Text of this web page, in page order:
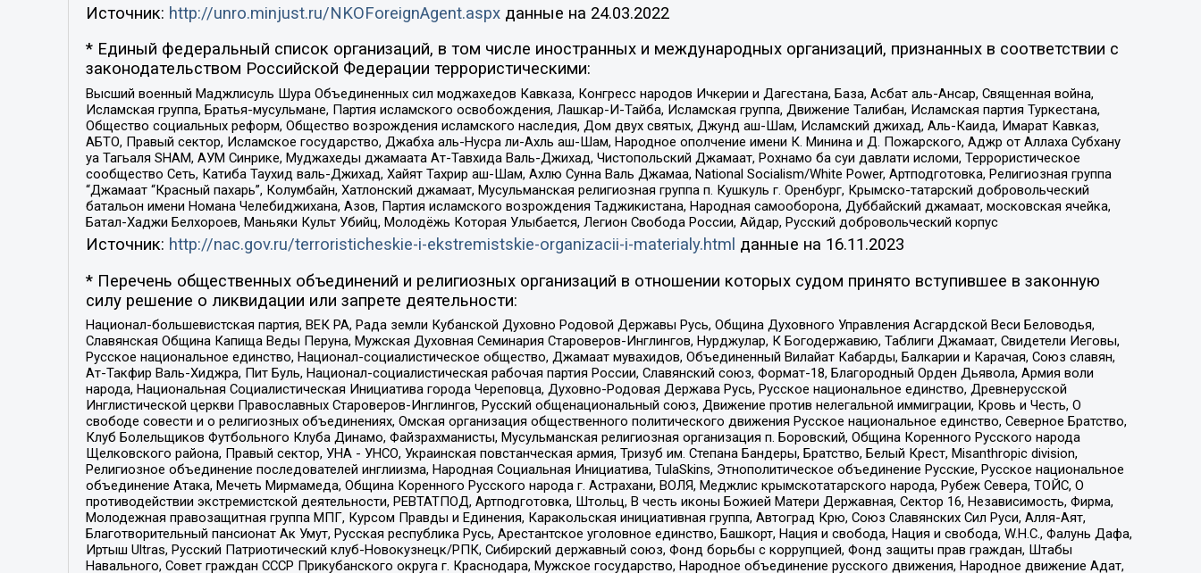
Источник: http://unro.minjust.ru/NKOForeignAgent.aspxданные на 24.03.2022
* Единый федеральный список организаций, в том числе иностранных и международных организаций, признанных в соответствии с
законодательством Российской Федерации террористическими:
Высший военный Маджлисуль Шура Объединенных сил моджахедов Кавказа, Конгресс народов Ичкерии и Дагестана, База, Асбат аль-Ансар, Священная война,
Исламская группа, Братья-мусульмане, Партия исламского освобождения, Лашкар-И-Тайба, Исламская группа, Движение Талибан, Исламская партия Туркестана,
Общество социальных реформ, Общество возрождения исламского наследия, Дом двух святых, Джунд аш-Шам, Исламский джихад, Аль-Каида, Имарат Кавказ,
АБТО, Правый сектор, Исламское государство, Джабха аль-Нусра ли-Ахль аш-Шам, Народное ополчение имени К. Минина и Д. Пожарского, Аджр от Аллаха Субхану
уа Тагьаля SHAM, АУМ Синрике, Муджахеды джамаата Ат-Тавхида Валь-Джихад, Чистопольский Джамаат, Рохнамо ба суи давлати исломи, Террористическое
сообщество Сеть, Катиба Таухид валь-Джихад, Хайят Тахрир аш-Шам, Ахлю Сунна Валь Джамаа, National Socialism/White Power, Артподготовка, Религиозная группа
“Джамаат “Красный пахарь”, Колумбайн, Хатлонский джамаат, Мусульманская религиозная группа п. Кушкуль г. Оренбург, Крымско-татарский добровольческий
батальон имени Номана Челебиджихана, Азов, Партия исламского возрождения Таджикистана, Народная самооборона, Дуббайский джамаат, московская ячейка,
Батал-Хаджи Белхороев, Маньяки Культ Убийц, Молодёжь Которая Улыбается, Легион Свобода России, Айдар, Русский добровольческий корпус
Источник: http://nac.gov.ru/terroristicheskie-i-ekstremistskie-organizacii-i-materialy.html данные на 16.11.2023
* Перечень общественных объединений и религиозных организаций в отношении которых судом принято вступившее в законную
силу решение о ликвидации или запрете деятельности:
Национал-большевистская партия, ВЕК РА, Рада земли Кубанской Духовно Родовой Державы Русь, Община Духовного Управления Асгардской Веси Беловодья,
Славянская Община Капища Веды Перуна, Мужская Духовная Семинария Староверов-Инглингов, Нурджулар, К Богодержавию, Таблиги Джамаат, Свидетели Иеговы,
Русское национальное единство, Национал-социалистическое общество, Джамаат мувахидов, Объединенный Вилайат Кабарды, Балкарии и Карачая, Союз славян,
Ат-Такфир Валь-Хиджра, Пит Буль, Национал-социалистическая рабочая партия России, Славянский союз, Формат-18, Благородный Орден Дьявола, Армия воли
народа, Национальная Социалистическая Инициатива города Череповца, Духовно-Родовая Держава Русь, Русское национальное единство, Древнерусской
Инглистической церкви Православных Староверов-Инглингов, Русский общенациональный союз, Движение против нелегальной иммиграции, Кровь и Честь, О
свободе совести и о религиозных объединениях, Омская организация общественного политического движения Русское национальное единство, Северное Братство,
Клуб Болельщиков Футбольного Клуба Динамо, Файзрахманисты, Мусульманская религиозная организация п. Боровский, Община Коренного Русского народа
Щелковского района, Правый сектор, УНА - УНСО, Украинская повстанческая армия, Тризуб им. Степана Бандеры, Братство, Белый Крест, Misanthropic division,
Религиозное объединение последователей инглиизма, Народная Социальная Инициатива, TulaSkins, Этнополитическое объединение Русские, Русское национальное
объединение Атака, Мечеть Мирмамеда, Община Коренного Русского народа г. Астрахани, ВОЛЯ, Меджлис крымскотатарского народа, Рубеж Севера, ТОЙС, О
противодействии экстремистской деятельности, РЕВТАТПОД, Артподготовка, Штольц, В честь иконы Божией Матери Державная, Сектор 16, Независимость, Фирма,
Молодежная правозащитная группа МПГ, Курсом Правды и Единения, Каракольская инициативная группа, Автоград Крю, Союз Славянских Сил Руси, Алля-Аят,
Благотворительный пансионат Ак Умут, Русская республика Русь, Арестантское уголовное единство, Башкорт, Нация и свобода, Нация и свобода, W.H.С., Фалунь Дафа,
Иртыш Ultras, Русский Патриотический клуб-Новокузнецк/РПК, Сибирский державный союз, Фонд борьбы с коррупцией, Фонд защиты прав граждан, Штабы
Навального, Совет граждан СССР Прикубанского округа г. Краснодара, Мужское государство, Народное объединение русского движения, Народное движение Адат,